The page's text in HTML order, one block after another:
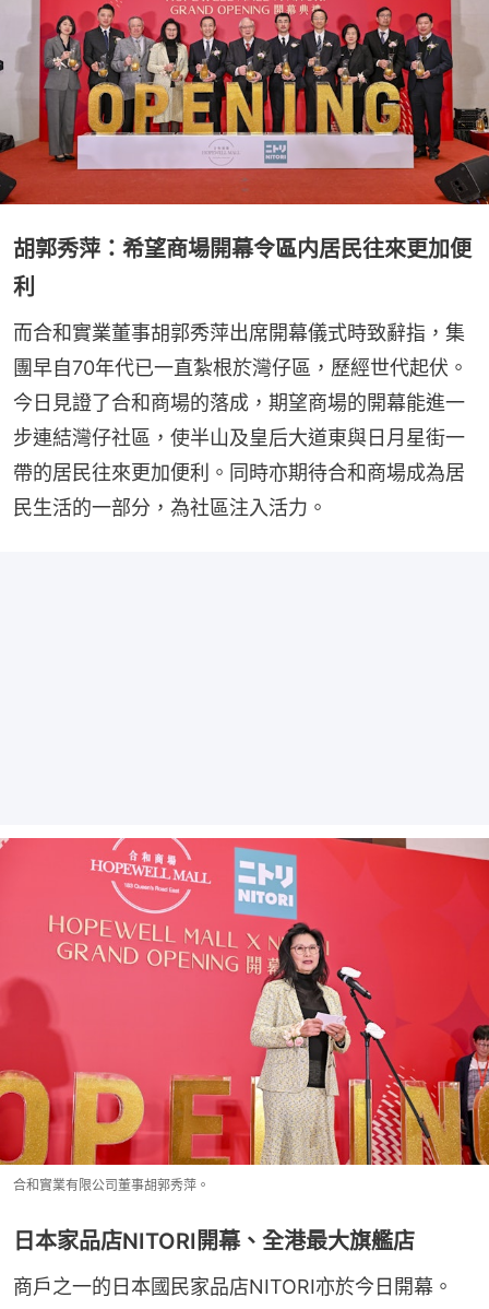
胡郭秀萍：希望商場開幕令區内居民往來更加便
利
而合和實業董事胡郭秀萍出席開幕儀式時致辭指，集
團早自70年代已一直紮根於灣仔區，歷經世代起伏。
今日見證了合和商場的落成，期望商場的開幕能進一
步連結灣仔社區，使半山及皇后大道東與日月星街一
帶的居民往來更加便利。同時亦期待合和商場成為居
民生活的一部分，為社區注入活力。
合和實業有限公司董事胡郭秀萍。
日本家品店NITORI開幕、全港最大旗艦店
商戶之一的日本國民家品店NITORI亦於今日開幕。